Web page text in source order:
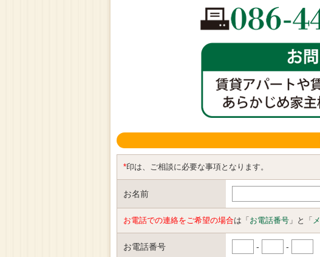
*印は、ご相談に必要な事項となります。
お名前
お電話での連絡をご希望の場合は「 お電話番号 」と「
お電話番号 - -